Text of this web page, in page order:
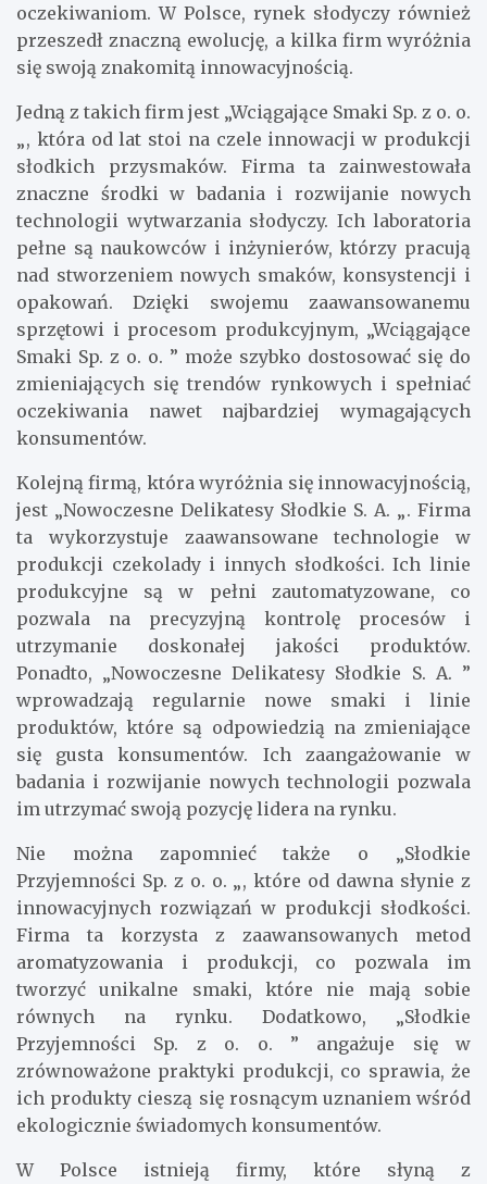
oczekiwaniom. W Polsce, rynek słodyczy również
przeszedł znaczną ewolucję, a kilka firm wyróżnia
się swoją znakomitą innowacyjnością.
Jedną z takich firm jest „Wciągające Smaki Sp. z o. o.
„, która od lat stoi na czele innowacji w produkcji
słodkich przysmaków. Firma ta zainwestowała
znaczne środki w badania i rozwijanie nowych
technologii wytwarzania słodyczy. Ich laboratoria
pełne są naukowców i inżynierów, którzy pracują
nad stworzeniem nowych smaków, konsystencji i
opakowań. Dzięki swojemu zaawansowanemu
sprzętowi i procesom produkcyjnym, „Wciągające
Smaki Sp. z o. o. ” może szybko dostosować się do
zmieniających się trendów rynkowych i spełniać
oczekiwania nawet najbardziej wymagających
konsumentów.
Kolejną firmą, która wyróżnia się innowacyjnością,
jest „Nowoczesne Delikatesy Słodkie S. A. „. Firma
ta wykorzystuje zaawansowane technologie w
produkcji czekolady i innych słodkości. Ich linie
produkcyjne są w pełni zautomatyzowane, co
pozwala na precyzyjną kontrolę procesów i
utrzymanie doskonałej jakości produktów.
Ponadto, „Nowoczesne Delikatesy Słodkie S. A. ”
wprowadzają regularnie nowe smaki i linie
produktów, które są odpowiedzią na zmieniające
się gusta konsumentów. Ich zaangażowanie w
badania i rozwijanie nowych technologii pozwala
im utrzymać swoją pozycję lidera na rynku.
Nie można zapomnieć także o „Słodkie
Przyjemności Sp. z o. o. „, które od dawna słynie z
innowacyjnych rozwiązań w produkcji słodkości.
Firma ta korzysta z zaawansowanych metod
aromatyzowania i produkcji, co pozwala im
tworzyć unikalne smaki, które nie mają sobie
równych na rynku. Dodatkowo, „Słodkie
Przyjemności Sp. z o. o. ” angażuje się w
zrównoważone praktyki produkcji, co sprawia, że
ich produkty cieszą się rosnącym uznaniem wśród
ekologicznie świadomych konsumentów.
W Polsce istnieją firmy, które słyną z